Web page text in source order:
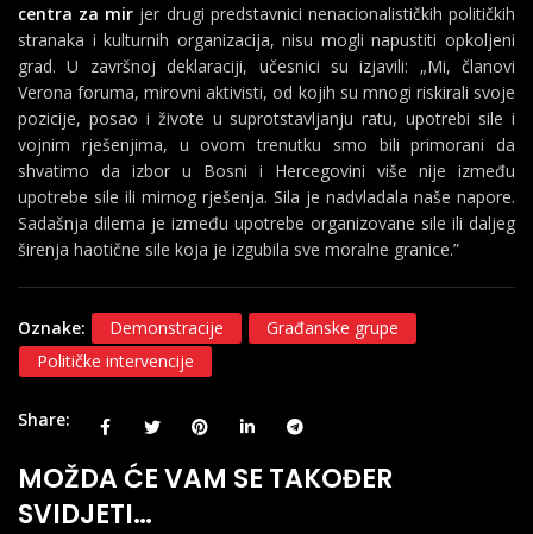
centra za mir jer drugi predstavnici nenacionalističkih političkih
stranaka i kulturnih organizacija, nisu mogli napustiti opkoljeni
grad. U završnoj deklaraciji, učesnici su izjavili: „Mi, članovi
Verona foruma, mirovni aktivisti, od kojih su mnogi riskirali svoje
pozicije, posao i živote u suprotstavljanju ratu, upotrebi sile i
vojnim rješenjima, u ovom trenutku smo bili primorani da
shvatimo da izbor u Bosni i Hercegovini više nije između
upotrebe sile ili mirnog rješenja. Sila je nadvladala naše napore.
Sadašnja dilema je između upotrebe organizovane sile ili daljeg
širenja haotične sile koja je izgubila sve moralne granice.”
Oznake: Demonstracije
Građanske grupe
Političke intervencije
Share
MOŽDA ĆE VAM SE TAKOĐER
SVIDJETI…